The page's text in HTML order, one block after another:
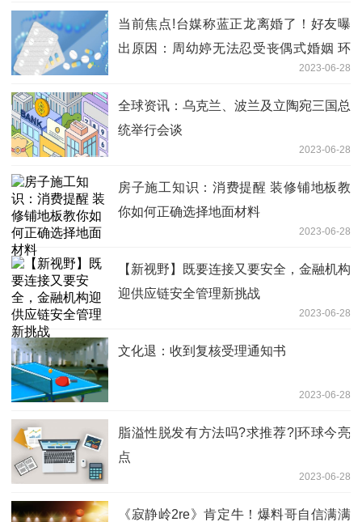
当前焦点!台媒称蓝正龙离婚了！好友曝
出原因：周幼婷无法忍受丧偶式婚姻 环
2023-06-28
全球资讯：乌克兰、波兰及立陶宛三国总
统举行会谈
2023-06-28
房子施工知识：消费提醒 装修铺地板教
你如何正确选择地面材料
2023-06-28
【新视野】既要连接又要安全，金融机构
迎供应链安全管理新挑战
2023-06-28
文化退：收到复核受理通知书
2023-06-28
脂溢性脱发有方法吗?求推荐?|环球今亮
点
2023-06-28
《寂静岭2re》肯定牛！爆料哥自信满满